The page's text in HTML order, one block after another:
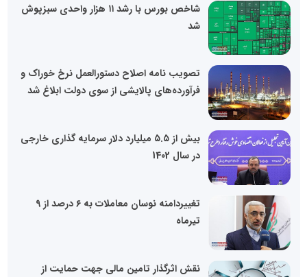
شاخص بورس با رشد ۱۱ هزار واحدی سبزپوش
شد
تصویب نامه اصلاح دستورالعمل نرخ خوراک و
فرآورده‌های پالایشی از سوی دولت ابلاغ شد
بیش از ۵.۵ میلیارد دلار سرمایه گذاری خارجی
در سال 1402
تغییردامنه نوسان معاملات به ۶ درصد از 9
تیرماه
نقش اثرگذار تامین مالی جهت حمایت از